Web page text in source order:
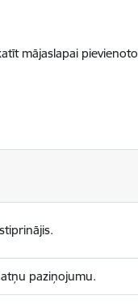
mājaslapai
paziņojumu.